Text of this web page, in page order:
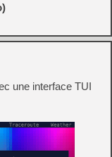
une interface TUI